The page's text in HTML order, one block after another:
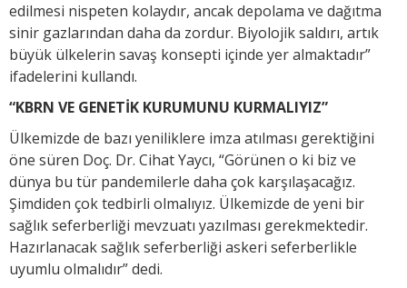
edilmesi nispeten kolaydır, ancak depolama ve dağıtma
sinir gazlarından daha da zordur. Biyolojik saldırı, artık
büyük ülkelerin savaş konsepti içinde yer almaktadır”
ifadelerini kullandı.
“KBRN VE GENETİK KURUMUNU KURMALIYIZ”
Ülkemizde de bazı yeniliklere imza atılması gerektiğini
öne süren Doç. Dr. Cihat Yaycı, “Görünen o ki biz ve
dünya bu tür pandemilerle daha çok karşılaşacağız.
Şimdiden çok tedbirli olmalıyız. Ülkemizde de yeni bir
sağlık seferberliği mevzuatı yazılması gerekmektedir.
Hazırlanacak sağlık seferberliği askeri seferberlikle
uyumlu olmalıdır” dedi.